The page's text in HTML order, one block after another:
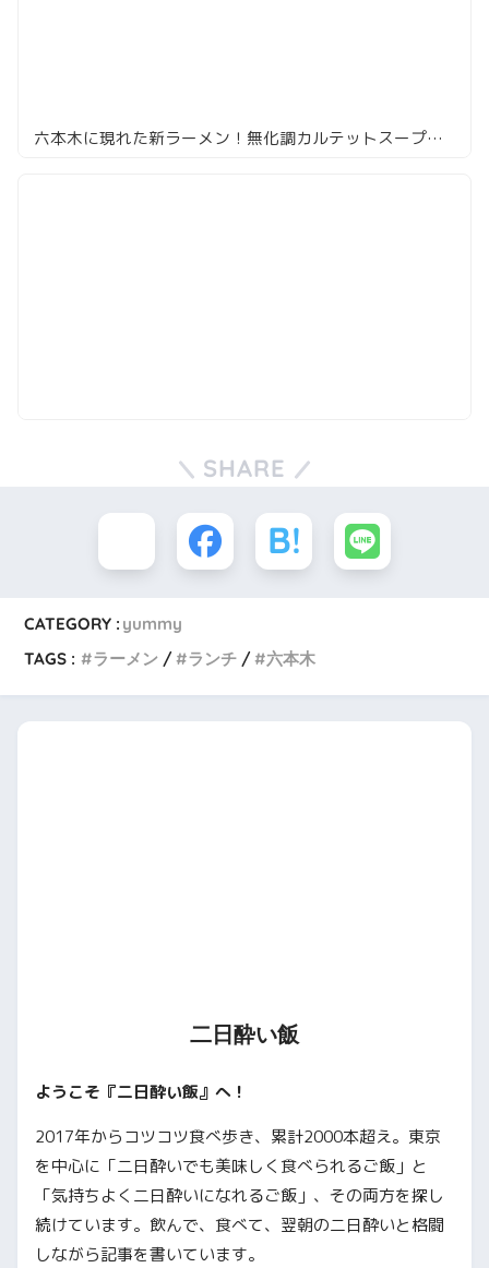
六本木に現れた新ラーメン！無化調カルテットスープの「入鹿 TOKYO」
SHARE
CATEGORY : yummy
TAGS :
ラーメン ランチ 六本木
二日酔い飯
ようこそ『二日酔い飯』へ！
2017年からコツコツ食べ歩き、累計2000本超え。東京
を中心に「二日酔いでも美味しく食べられるご飯」と
「気持ちよく二日酔いになれるご飯」、その両方を探し
続けています。飲んで、食べて、翌朝の二日酔いと格闘
しながら記事を書いています。